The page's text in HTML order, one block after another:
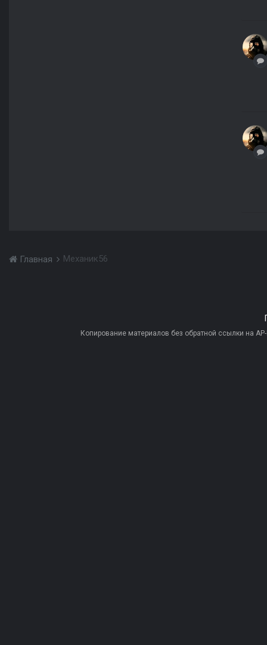
Главная Механик56
Копирование материалов без обратной ссылки на